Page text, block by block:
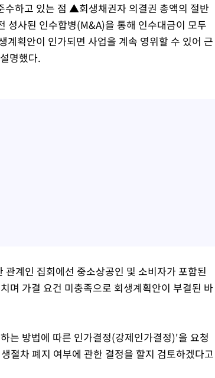
하고 있는 점 ▲회생채권자 의결권 총액의 절반
사된 인수합병(M&A)을 통해 인수대금이 모두
획안이 인가되면 사업을 계속 영위할 수 있어 근
명했다.
계인 집회에선 중소상공인 및 소비자가 포함된
며 가결 요건 미충족으로 회생계획안이 부결된 바
는 방법에 따른 인가결정(강제인가결정)'을 요청
절차 폐지 여부에 관한 결정을 할지 검토하겠다고